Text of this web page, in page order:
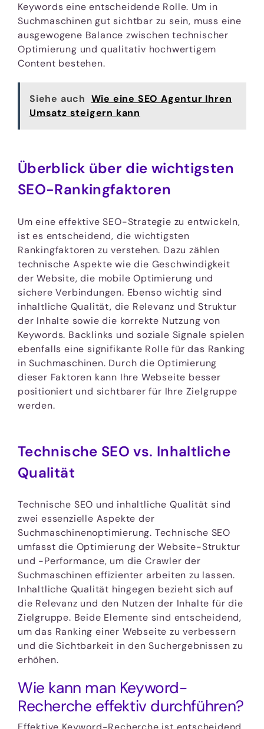
Keywords eine entscheidende Rolle. Um in
Suchmaschinen gut sichtbar zu sein, muss eine
ausgewogene Balance zwischen technischer
Optimierung und qualitativ hochwertigem
Content bestehen.
Siehe auch Wie eine SEO Agentur Ihren
Umsatz steigern kann
Überblick über die wichtigsten
SEO-Rankingfaktoren
Um eine effektive SEO-Strategie zu entwickeln,
ist es entscheidend, die wichtigsten
Rankingfaktoren zu verstehen. Dazu zählen
technische Aspekte wie die Geschwindigkeit
der Website, die mobile Optimierung und
sichere Verbindungen. Ebenso wichtig sind
inhaltliche Qualität, die Relevanz und Struktur
der Inhalte sowie die korrekte Nutzung von
Keywords. Backlinks und soziale Signale spielen
ebenfalls eine signifikante Rolle für das Ranking
in Suchmaschinen. Durch die Optimierung
dieser Faktoren kann Ihre Webseite besser
positioniert und sichtbarer für Ihre Zielgruppe
werden.
Technische SEO vs. Inhaltliche
Qualität
Technische SEO und inhaltliche Qualität sind
zwei essenzielle Aspekte der
Suchmaschinenoptimierung. Technische SEO
umfasst die Optimierung der Website-Struktur
und -Performance, um die Crawler der
Suchmaschinen effizienter arbeiten zu lassen.
Inhaltliche Qualität hingegen bezieht sich auf
die Relevanz und den Nutzen der Inhalte für die
Zielgruppe. Beide Elemente sind entscheidend,
um das Ranking einer Webseite zu verbessern
und die Sichtbarkeit in den Suchergebnissen zu
erhöhen.
Wie kann man Keyword-
Recherche effektiv durchführen?